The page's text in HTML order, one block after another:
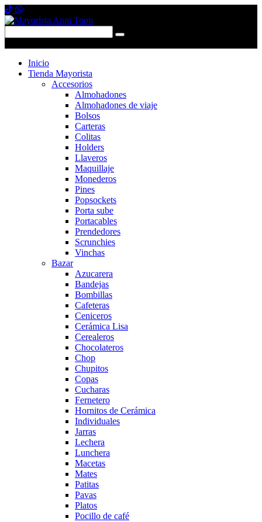
Inicio
Tienda Mayorista
Accesorios
Almohadones
Almohadones de viaje
Bolsos
Carteras
Colitas
Holders
Llaveros
Maquillaje
Monederos
Pines
Popsockets
Porta sube
Portacables
Prendedores
Scrunchies
Vinchas
Bazar
Azucarera
Bandejas
Bombillas
Cafeteras
Ceniceros
Cerámica Lisa
Cerealeros
Chocolateros
Chop
Chupitos
Copas
Cucharas
Fernetero
Hornitos de Cerámica
Individuales
Jarras
Lechera
Lunchera
Macetas
Mates
Patitas
Pavas
Platos
Pocillo de café